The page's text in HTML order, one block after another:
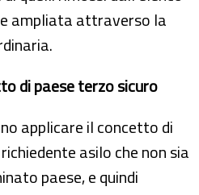
ampliata attraverso la
di paese terzo sicuro
applicare il concetto di
asilo che non sia
paese, e quindi